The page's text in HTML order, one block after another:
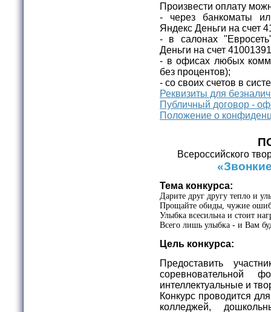
Произвести оплату
- через банкоматы
Яндекс Деньги на счет
- в салонах
Деньги на счет
- в офисах любых
без процентов);
- со своих счетов в
Реквизиты для
Публичный договор -
Положение о
Всероссийского
Тема конкурса:
Дарите друг другу тепло и
Прощайте обиды, чужие
Улыбка всесильна и стоит
Всего лишь улыбка - и Вам
Цель конкурса:
Предоставить
соревновательной
интеллектуальные и
Конкурс проводится
колледжей,